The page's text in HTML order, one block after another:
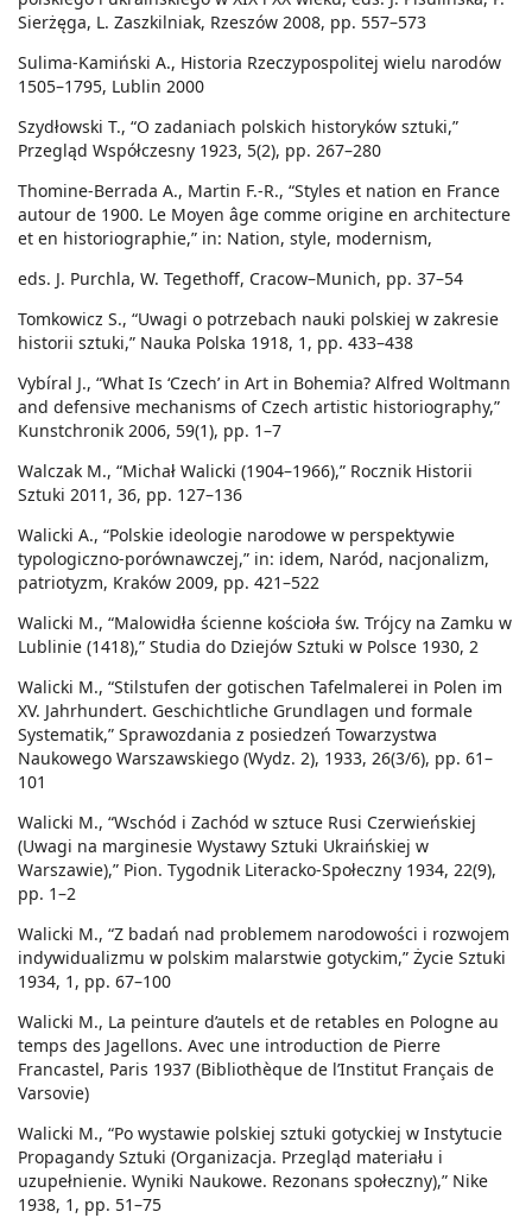
Sierżęga, L. Zaszkilniak, Rzeszów 2008, pp. 557–573
Sulima-Kamiński A., Historia Rzeczypospolitej wielu narodów
1505–1795, Lublin 2000
Szydłowski T., “O zadaniach polskich historyków sztuki,”
Przegląd Współczesny 1923, 5(2), pp. 267–280
Thomine-Berrada A., Martin F.-R., “Styles et nation en France
autour de 1900. Le Moyen âge comme origine en architecture
et en historiographie,” in: Nation, style, modernism,
eds. J. Purchla, W. Tegethoff, Cracow–Munich, pp. 37–54
Tomkowicz S., “Uwagi o potrzebach nauki polskiej w zakresie
historii sztuki,” Nauka Polska 1918, 1, pp. 433–438
Vybíral J., “What Is ‘Czech’ in Art in Bohemia? Alfred Woltmann
and defensive mechanisms of Czech artistic historiography,”
Kunstchronik 2006, 59(1), pp. 1–7
Walczak M., “Michał Walicki (1904–1966),” Rocznik Historii
Sztuki 2011, 36, pp. 127–136
Walicki A., “Polskie ideologie narodowe w perspektywie
typologiczno-porównawczej,” in: idem, Naród, nacjonalizm,
patriotyzm, Kraków 2009, pp. 421–522
Walicki M., “Malowidła ścienne kościoła św. Trójcy na Zamku w
Lublinie (1418),” Studia do Dziejów Sztuki w Polsce 1930, 2
Walicki M., “Stilstufen der gotischen Tafelmalerei in Polen im
XV. Jahrhundert. Geschichtliche Grundlagen und formale
Systematik,” Sprawozdania z posiedzeń Towarzystwa
Naukowego Warszawskiego (Wydz. 2), 1933, 26(3/6), pp. 61–
101
Walicki M., “Wschód i Zachód w sztuce Rusi Czerwieńskiej
(Uwagi na marginesie Wystawy Sztuki Ukraińskiej w
Warszawie),” Pion. Tygodnik Literacko-Społeczny 1934, 22(9),
pp. 1–2
Walicki M., “Z badań nad problemem narodowości i rozwojem
indywidualizmu w polskim malarstwie gotyckim,” Życie Sztuki
1934, 1, pp. 67–100
Walicki M., La peinture d’autels et de retables en Pologne au
temps des Jagellons. Avec une introduction de Pierre
Francastel, Paris 1937 (Bibliothèque de l’Institut Français de
Varsovie)
Walicki M., “Po wystawie polskiej sztuki gotyckiej w Instytucie
Propagandy Sztuki (Organizacja. Przegląd materiału i
uzupełnienie. Wyniki Naukowe. Rezonans społeczny),” Nike
1938, 1, pp. 51–75